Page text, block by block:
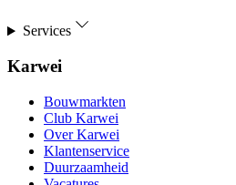
Services
Karwei
Bouwmarkten
Club Karwei
Over Karwei
Klantenservice
Duurzaamheid